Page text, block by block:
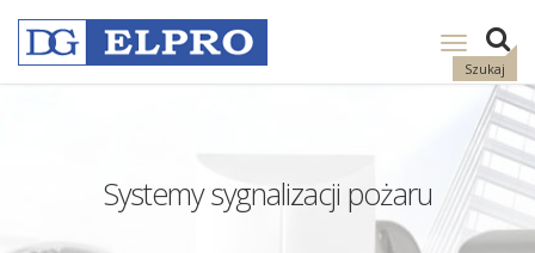
Szukaj
Pokaż
nawigację
Systemy sygnalizacji pożaru